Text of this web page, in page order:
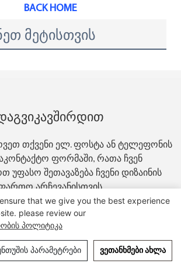
BACK HOME
მეტისთვის
თქვენი ელ. ფოსტა ან ტელეფონის
ფორმაში, რათა ჩვენ
უფასო შეთავაზება ჩვენი დიზაინის
არჩევანისთვის
that we give you the best experience
please review our
Პოლიტიკა
პარამეტრები ᲕᲔᲗᲐᲜᲮᲛᲔᲑᲘ ᲐᲮᲚᲐ